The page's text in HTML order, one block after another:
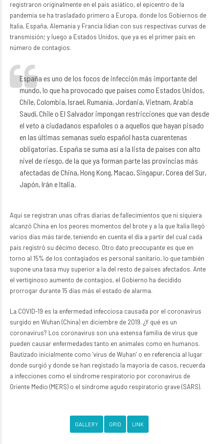
registraron originalmente en el país asiático, el epicentro de la
pandemia se ha trasladado primero a Europa, donde los Gobiernos de
Italia, España, Alemania y Francia lidian con sus respectivas curvas de
transmisión; y luego a Estados Unidos, que ya es el primer país en
número de contagios.
España es uno de los focos de infección más importante del
mundo, lo que ha provocado que países como Estados Unidos,
Chile, Colombia, Israel, Rumanía, Jordania, Vietnam, Arabia
Saudí, Chile o El Salvador impongan restricciones que van desde
el veto a ciudadanos españoles o a aquellos que hayan pisado
en las últimas semanas suelo español hasta cuarentenas
obligatorias. España se suma así a la lista de países con alto
nivel de riesgo, de la que ya forman parte las provincias más
afectadas de China, Hong Kong, Macao, Singapur, Corea del Sur,
Japón, Irán e Italia.
Aquí se registran unas cifras diarias de fallecimientos que ni siquiera
alcanzó China en los peores momentos del brote y a la que Italia llegó
varios días más tarde, teniendo en cuenta el día a partir del cual cada
país registró su décimo deceso. Otro dato preocupante es que en
torno al 15% de los contagiados es personal sanitario, lo que también
supone una tasa muy superior a la del resto de países afectados. Ante
el vertiginoso aumento de contagios, el Gobierno ha decidido
prorrogar durante 15 días más el estado de alarma.
La COVID-19 es la enfermedad infecciosa causada por el coronavirus
surgido en Wuhan (China) en diciembre de 2019. ¿Y qué es un
coronavirus? Los coronavirus son una extensa familia de virus que
pueden causar enfermedades tanto en animales como en humanos.
Bautizado inicialmente como ‘virus de Wuhan’ o en referencia al lugar
donde surgió y donde se han registado la mayoría de casos, recuerda
a infecciones como el síndrome respiratorio por coronavirus de
Oriente Medio (MERS) o el síndrome agudo respiratorio grave (SARS).
GALLERY GRID LINK